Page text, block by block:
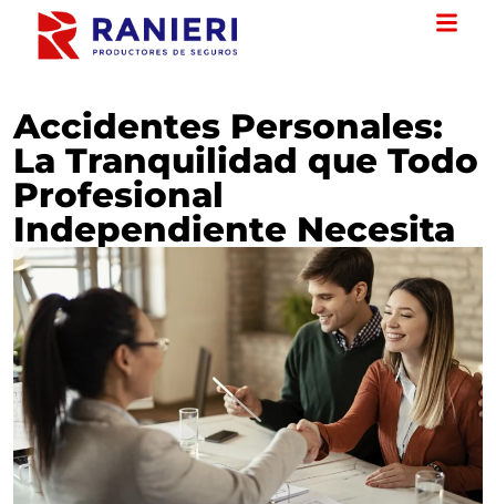
Accidentes Personales:
La Tranquilidad que Todo
Profesional
Independiente Necesita